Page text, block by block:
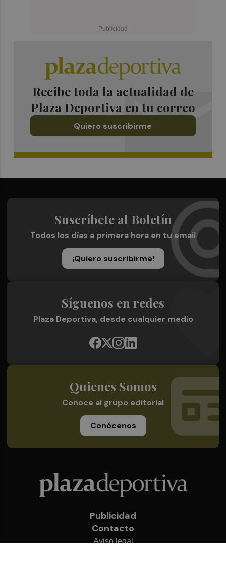
Recibe toda la actualidad de
Plaza Deportiva en tu correo
Quiero suscribirme
Suscríbete al Boletín
Todos los días a primera hora en tu email
¡Quiero suscribirme!
Síguenos en redes
Plaza Deportiva, desde cualquier medio
Quienes Somos
Conoce al grupo editorial
Conócenos
Publicidad
Contacto
Aviso legal